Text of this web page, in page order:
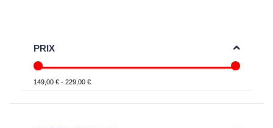
PRIX
149,00 € - 229,00 €